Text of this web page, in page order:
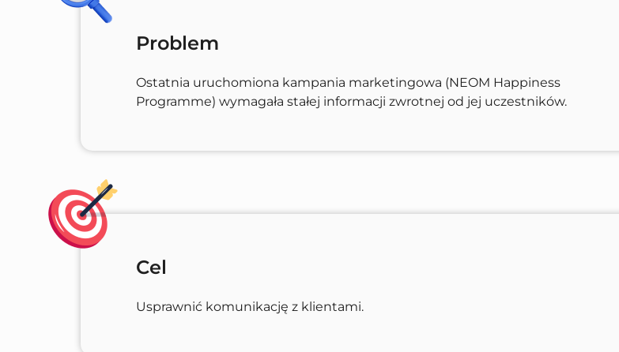
Problem
Ostatnia uruchomiona kampania marketingowa (NEOM Happiness
Programme) wymagała stałej informacji zwrotnej od jej uczestników.
Cel
Usprawnić komunikację z klientami.